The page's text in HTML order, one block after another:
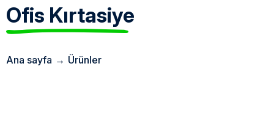
Ofis Kırtasiye
Ana sayfa → Ürünler